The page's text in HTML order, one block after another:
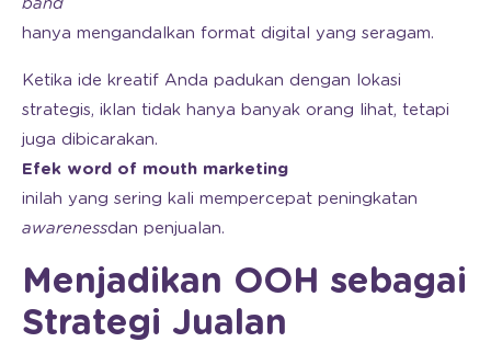
band
hanya mengandalkan format digital yang seragam.
Ketika ide kreatif Anda padukan dengan lokasi
strategis, iklan tidak hanya banyak orang lihat, tetapi
juga dibicarakan.
Efek word of mouth marketing
inilah yang sering kali mempercepat peningkatan
awarenessdan penjualan.
Menjadikan OOH sebagai
Strategi Jualan